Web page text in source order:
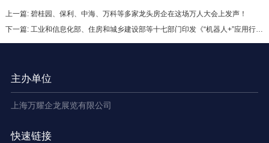
上一篇: 碧桂园、保利、中海、万科等多家龙头房企在这场万人大会上发声！
下一篇: 工业和信息化部、住房和城乡建设部等十七部门印发《“机器人+”应用行动实施方案》
主办单位
上海万耀企龙展览有限公司
快速链接